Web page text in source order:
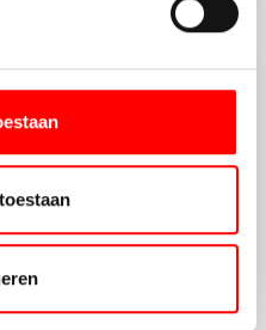
– in de personen
van der Wal – is een
die professioneel,
Lees meer
MET EEN
10